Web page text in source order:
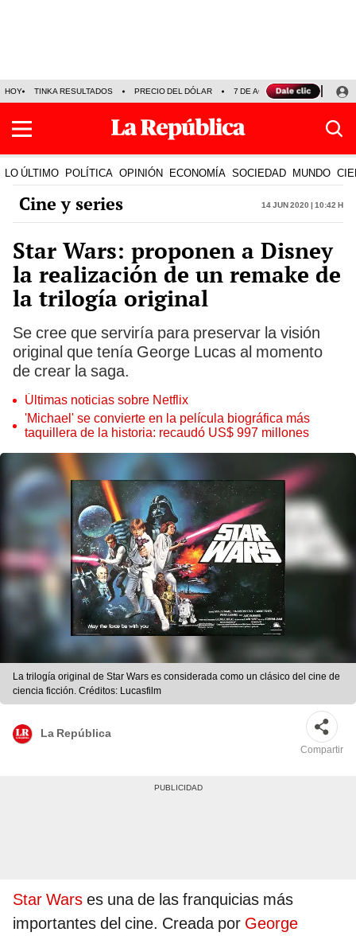
HOY TINKA RESULTADOS PRECIO DEL DÓLAR 7 DE AGOSTO OLLANTA
LO ÚLTIMO POLÍTICA OPINIÓN ECONOMÍA SOCIEDAD MUNDO
Cine y series 14 Jun 2020 | 10:42 h
Star Wars: proponen a Disney
la realización de un remake de
la trilogía original
Se cree que serviría para preservar la visión
original que tenía George Lucas al momento
de crear la saga.
Últimas noticias sobre Netflix
'Michael' se convierte en la película biográfica más
taquillera de la historia: recaudó US$ 997 millones
La trilogía original de Star Wars es considerada como un clásico del cine de
ciencia ficción. Créditos: Lucasfilm
La República
Compartir
Star Wars es una de las franquicias más
importantes del cine. Creada por George